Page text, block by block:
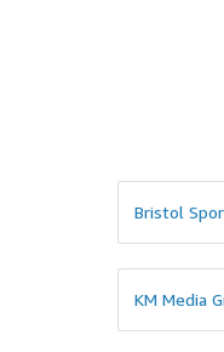
Bristol
KM Media